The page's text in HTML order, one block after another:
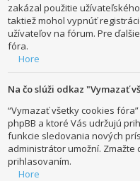
zakázal použitie
taktiež mohol vypnúť
užívateľov na fórum. Pre
fóra.
Hore
Na čo slúži odkaz "Vymazať
“Vymazať všetky cookies
phpBB a ktoré Vás udržujú
funkcie sledovania nových
administrátor umožní.
prihlasovaním.
Hore